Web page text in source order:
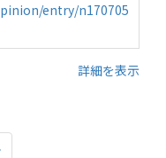
entry/n170705
詳細を表示